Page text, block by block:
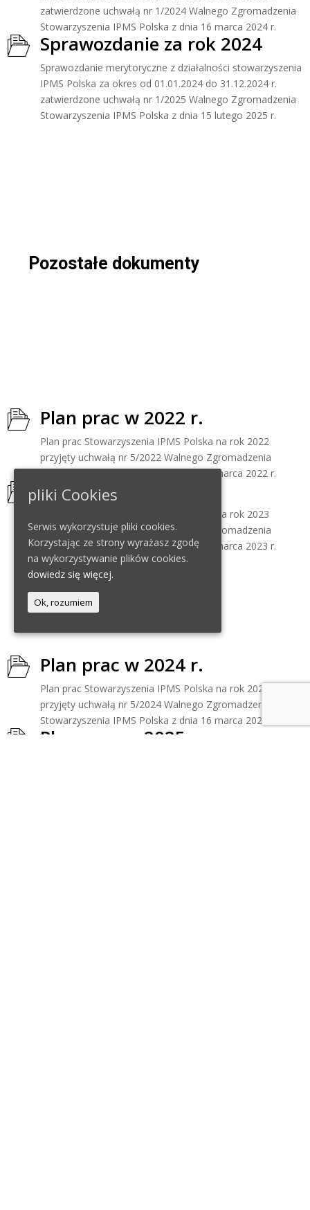
zatwierdzone uchwałą nr 1/2024 Walnego Zgromadzenia
Stowarzyszenia IPMS Polska z dnia 16 marca 2024 r.
Sprawozdanie za rok 2024
Sprawozdanie merytoryczne z działalności stowarzyszenia
IPMS Polska za okres od 01.01.2024 do 31.12.2024 r.
zatwierdzone uchwałą nr 1/2025 Walnego Zgromadzenia
Stowarzyszenia IPMS Polska z dnia 15 lutego 2025 r.
Pozostałe dokumenty
Plan prac w 2022 r.
Plan prac Stowarzyszenia IPMS Polska na rok 2022
przyjęty uchwałą nr 5/2022 Walnego Zgromadzenia
Stowarzyszenia IPMS Polska z dnia 05 marca 2022 r.
Plan prac w 2023 r.
Plan prac Stowarzyszenia IPMS Polska na rok 2023
przyjęty uchwałą nr 5/2023 Walnego Zgromadzenia
Stowarzyszenia IPMS Polska z dnia 26 marca 2023 r.
Plan prac w 2024 r.
Plan prac Stowarzyszenia IPMS Polska na rok 2024
przyjęty uchwałą nr 5/2024 Walnego Zgromadzenia
Stowarzyszenia IPMS Polska z dnia 16 marca 2024 r.
Plan prac w 2025 r.
pliki Cookies
Serwis wykorzystuje pliki cookies.
Korzystając ze strony wyrażasz zgodę
na wykorzystywanie plików cookies.
dowiedz się więcej.
Ok, rozumiem